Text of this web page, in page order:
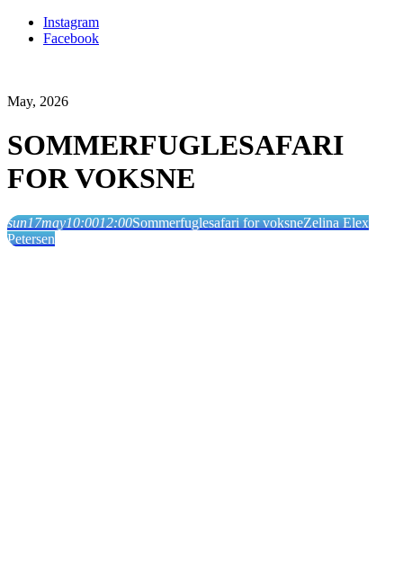
Instagram
Facebook
May, 2026
SOMMERFUGLESAFARI
FOR VOKSNE
sun17may10:0012:00Sommerfuglesafari for voksneZelina Elex
Petersen